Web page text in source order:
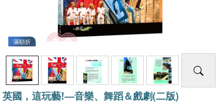
滿額折
英國，這玩藝!―音樂、舞蹈＆戲劇(二版)